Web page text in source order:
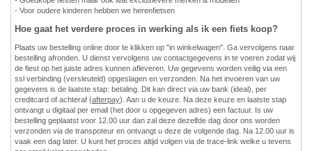
- Voor oudere kinderen hebben we herenfietsen
Hoe gaat het verdere proces in werking als ik een fiets koop?
Plaats uw bestelling online door te klikken op "in winkelwagen". Ga vervolgens naar
bestelling afronden. U dienst vervolgens uw contactgegevens in te voeren zodat wij
de fiest op het juiste adres kunnen afleveren. Uw gegevens worden veilig via een
ssl verbinding (versleuteld) opgeslagen en verzonden. Na het invoeren van uw
gegevens is de laatste stap: betaling. Dit kan direct via uw bank (ideal), per
creditcard of achteraf (afterpay). Aan u de keuze. Na deze keuze en laatste stap
ontvangt u digitaal per email (het door u opgegeven adres) een factuur. Is uw
bestelling geplaatst voor 12.00 uur dan zal deze dezelfde dag door ons worden
verzonden via de transpoteur en ontvangt u deze de volgende dag. Na 12.00 uur is
vaak een dag later. U kunt het proces altijd volgen via de trace-link welke u tevens